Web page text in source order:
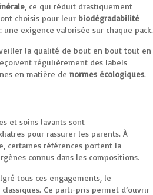
, ce qui réduit drastiquement
choisis pour leur biodégradabilité
exigence valorisée sur chaque pack.
la qualité de bout en bout tout en
régulièrement des labels
en matière de normes écologiques.
et soins lavants sont
pour rassurer les parents. À
certaines références portent la
connus dans les compositions.
tous ces engagements, le
Ce parti-pris permet d’ouvrir